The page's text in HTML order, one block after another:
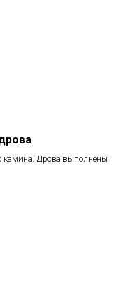
камина. Дрова выполнены